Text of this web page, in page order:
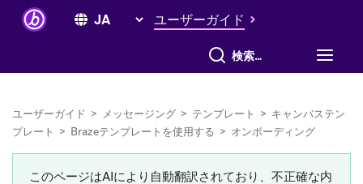
ユーザーガイド
すべて検索
ユーザーガイド > メッセージング > テンプレート > キャンバステン
プレート > Brazeテンプレートを使用する > オンボーディング
このページはAIにより自動翻訳されており、不正確な内